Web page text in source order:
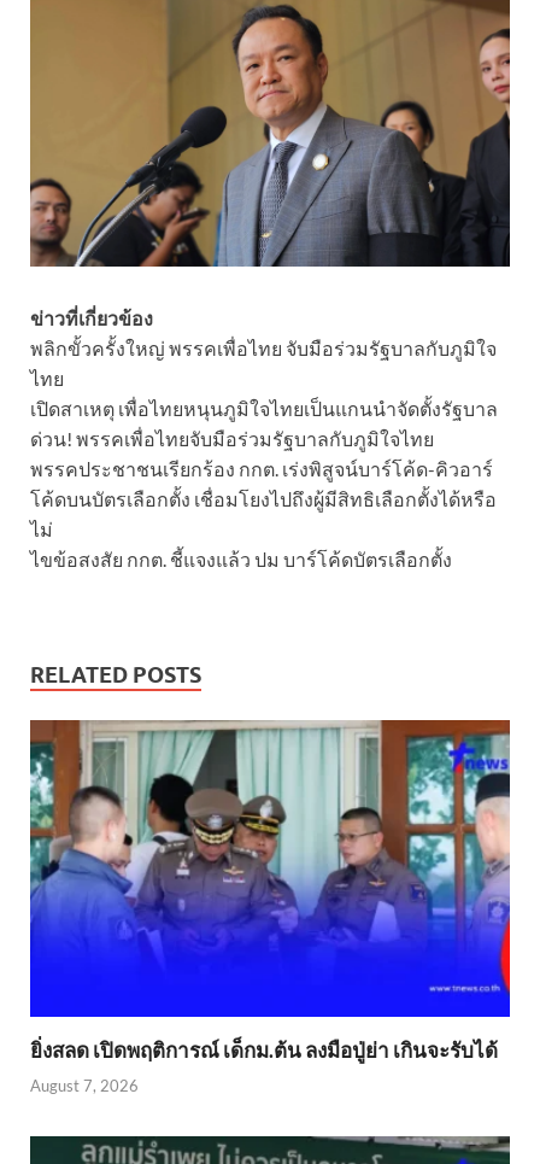
ข่าวที่เกี่ยวข้อง
พลิกขั้วครั้งใหญ่ พรรคเพื่อไทย จับมือร่วมรัฐบาลกับภูมิใจ
ไทย
เปิดสาเหตุ เพื่อไทยหนุนภูมิใจไทยเป็นแกนนำจัดตั้งรัฐบาล
ด่วน! พรรคเพื่อไทยจับมือร่วมรัฐบาลกับภูมิใจไทย
พรรคประชาชนเรียกร้อง กกต. เร่งพิสูจน์บาร์โค้ด-คิวอาร์
โค้ดบนบัตรเลือกตั้ง เชื่อมโยงไปถึงผู้มีสิทธิเลือกตั้งได้หรือ
ไม่
ไขข้อสงสัย กกต. ชี้แจงแล้ว ปม บาร์โค้ดบัตรเลือกตั้ง
RELATED POSTS
ยิ่งสลด เปิดพฤติการณ์ เด็กม.ต้น ลงมือปู่ย่า เกินจะรับได้
August 7, 2026